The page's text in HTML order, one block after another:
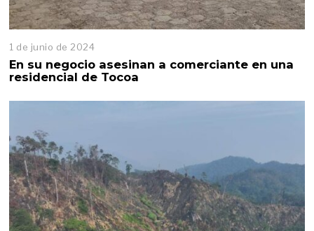
1 de junio de 2024
En su negocio asesinan a comerciante en una
residencial de Tocoa